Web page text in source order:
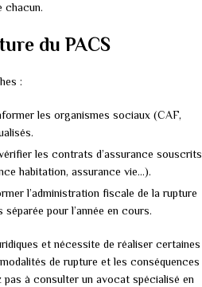
chacun.
du PACS
:
les organismes sociaux (CAF,
les contrats d’assurance souscrits
habitation, assurance vie…).
l’administration fiscale de la rupture
pour l’année en cours.
et nécessite de réaliser certaines
de rupture et les conséquences
à consulter un avocat spécialisé en